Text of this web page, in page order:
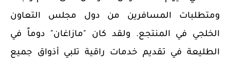
ومتطلبات المسافرين من دول مجلس التعاون
الخلجي في المنتجع. ولقد كان "مازاغان" دوماً في
الطليعة في تقديم خدمات راقية تلبي أذواق جميع